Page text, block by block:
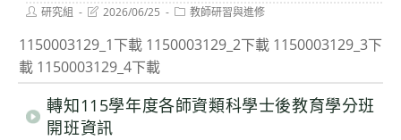
Post研究組
Post
modified:
2026/06/25
Post教師研習與進修
1150003129_1下載 1150003129_2下載 1150003129_3下
載 1150003129_4下載
轉知115學年度各師資類科學士後教育學分班
開班資訊